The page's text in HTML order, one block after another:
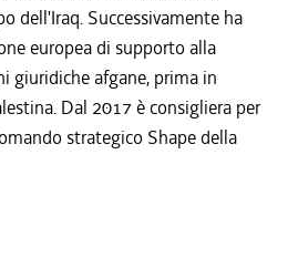
dell'Iraq. Successivamente ha
europea di supporto alla
giuridiche afgane, prima in
Dal 2017 è consigliera per
strategico Shape della